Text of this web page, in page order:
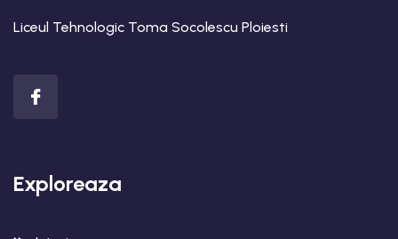
Liceul Tehnologic Toma Socolescu Ploiesti
Exploreaza